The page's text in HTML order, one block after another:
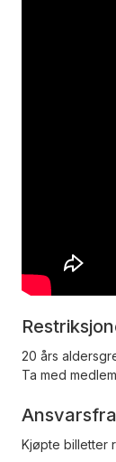
20 års
Ta med
Kjøpte billetter